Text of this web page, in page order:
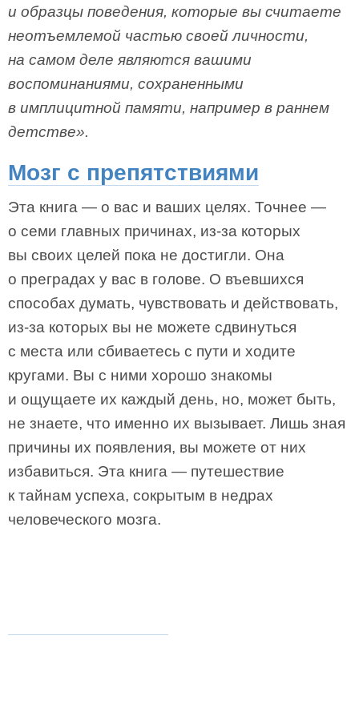
и образцы поведения, которые вы считаете
неотъемлемой частью своей личности,
на самом деле являются вашими
воспоминаниями, сохраненными
в имплицитной памяти, например в раннем
детстве».
Мозг с препятствиями
Эта книга — о вас и ваших целях. Точнее —
о семи главных причинах, из-за которых
вы своих целей пока не достигли. Она
о преградах у вас в голове. О въевшихся
способах думать, чувствовать и действовать,
из-за которых вы не можете сдвинуться
с места или сбиваетесь с пути и ходите
кругами. Вы с ними хорошо знакомы
и ощущаете их каждый день, но, может быть,
не знаете, что именно их вызывает. Лишь зная
причины их появления, вы можете от них
избавиться. Эта книга — путешествие
к тайнам успеха, сокрытым в недрах
человеческого мозга.